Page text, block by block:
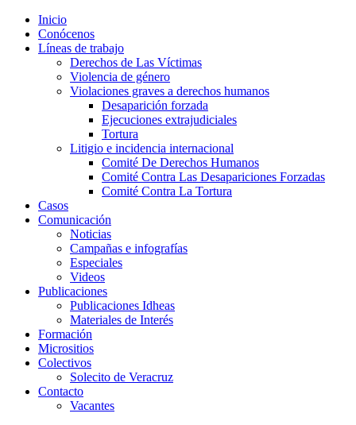
Inicio
Conócenos
Líneas de trabajo
Derechos de Las Víctimas
Violencia de género
Violaciones graves a derechos humanos
Desaparición forzada​
Ejecuciones extrajudiciales
Tortura
Litigio e incidencia internacional
Comité De Derechos Humanos​
Comité Contra Las Desapariciones Forzadas
Comité Contra La Tortura​
Casos
Comunicación
Noticias
Campañas e infografías
Especiales
Videos
Publicaciones
Publicaciones Idheas
Materiales de Interés
Formación
Micrositios
Colectivos
Solecito de Veracruz
Contacto
Vacantes